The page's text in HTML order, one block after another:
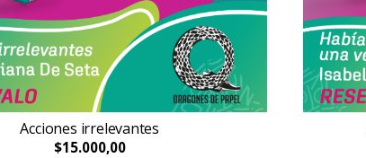
Acciones irrelevantes
$15.000,00